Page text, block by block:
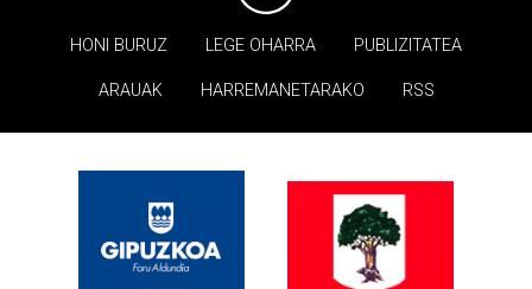
HONI BURUZ LEGE OHARRA PUBLIZITATEA
ARAUAK HARREMANETARAKO RSS